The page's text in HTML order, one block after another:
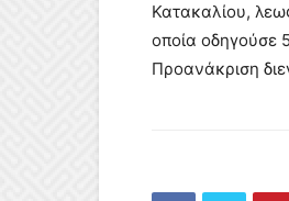
Κατακαλίου,
οποία οδηγούσε
Προανάκριση